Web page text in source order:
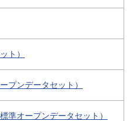
ト）
プンデータセット）
準オープンデータセット）